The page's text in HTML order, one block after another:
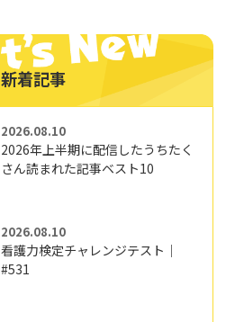
新着記事
2026.08.10
2026年上半期に配信したうちたく
さん読まれた記事ベスト10
2026.08.10
看護力検定チャレンジテスト｜
#531